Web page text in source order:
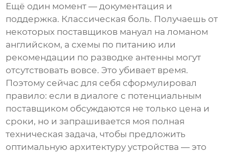
Ещё один момент — документация и
поддержка. Классическая боль. Получаешь от
некоторых поставщиков мануал на ломаном
английском, а схемы по питанию или
рекомендации по разводке антенны могут
отсутствовать вовсе. Это убивает время.
Поэтому сейчас для себя сформулировал
правило: если в диалоге с потенциальным
поставщиком обсуждаются не только цена и
сроки, но и запрашивается моя полная
техническая задача, чтобы предложить
оптимальную архитектуру устройства — это